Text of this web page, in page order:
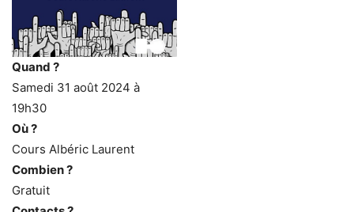
Quand ?
Samedi 31 août 2024 à
19h30
Où ?
Cours Albéric Laurent
Combien ?
Gratuit